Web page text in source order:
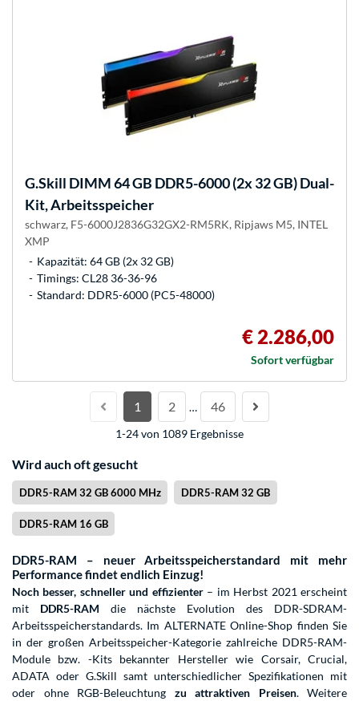
G.Skill DIMM 64 GB DDR5-6000 (2x 32 GB) Dual-
Kit, Arbeitsspeicher
schwarz, F5-6000J2836G32GX2-RM5RK, Ripjaws M5, INTEL
XMP
Kapazität: 64 GB (2x 32 GB)
Timings: CL28 36-36-96
Standard: DDR5-6000 (PC5-48000)
€ 2.286,00
Sofort verfügbar
1 2 … 46
1-24 von 1089 Ergebnisse
Wird auch oft gesucht
DDR5-RAM 32 GB 6000 MHz DDR5-RAM 32 GB
DDR5-RAM 16 GB
DDR5-RAM – neuer Arbeitsspeicherstandard mit mehr
Performance findet endlich Einzug!
Noch besser, schneller und effizienter– im Herbst 2021 erscheint
mit DDR5-RAM die nächste Evolution des DDR-SDRAM-
Arbeitsspeicherstandards. Im ALTERNATE Online-Shop finden Sie
in der großen Arbeitsspeicher-Kategorie zahlreiche DDR5-RAM-
Module bzw. -Kits bekannter Hersteller wie Corsair, Crucial,
ADATA oder G.Skill samt unterschiedlicher Spezifikationen mit
oder ohne RGB-Beleuchtung zu attraktiven Preisen. Weitere